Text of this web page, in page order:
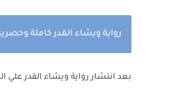
رواية ويشاء القدر كاملة
بعد انتشار رواية ويشاء القدر